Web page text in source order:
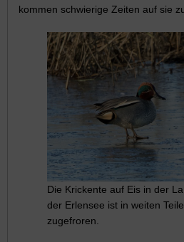
kommen schwierige Zeiten auf sie
Die Krickente auf Eis in der
der Erlensee ist in weiten
zugefroren.